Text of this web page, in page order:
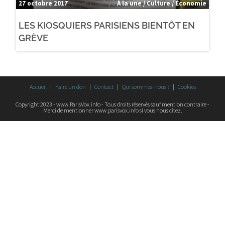
27 octobre 2017 À la une / Culture / Économie
LES KIOSQUIERS PARISIENS BIENTÔT EN
GRÈVE
Accueil Faire un don Contact Qui sommes-nous ? Cookies
Copyright 2023 - www.ParisVox.info - Tous droits réservés sauf mention contraire -
Merci de mentionner www.parisvox.info si vous nous citez.